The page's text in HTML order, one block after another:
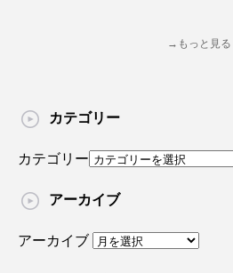
→もっと見る
カテゴリー
カテゴリー
アーカイブ
アーカイブ